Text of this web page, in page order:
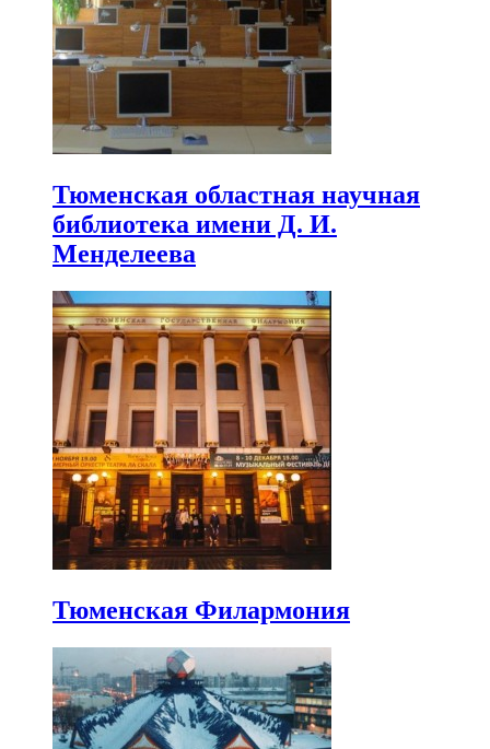
Тюменская областная научная
библиотека имени Д. И.
Менделеева
Тюменская Филармония